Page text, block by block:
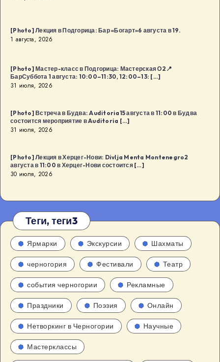
[Photo] Лекция в Подгорица: Бар «Богарт»6 августа в 19.
1 августа, 2026
[Photo] Мастер-класс в Подгорица: Мастерская О2📍
БарСуббота 1 августа: 10:00–11:30, 12:00–13: […]
31 июля, 2026
[Photo] Встреча в Будва: Auditoria15 августа в 11:00 в Будва
состоится мероприятие в Auditoria […]
31 июля, 2026
[Photo] Лекция в Херцег-Нови: Divlja Menta Montenegro2
августа в 11:00 в Херцег-Нови состоится […]
30 июля, 2026
Теги, теги3
Ярмарки Экскурсии Шахматы
черногория Фестивали Театр
события черногории Рекламные
Праздники Поэзия Онлайн
Нетворкинг в Черногории Научные
Мастерклассы